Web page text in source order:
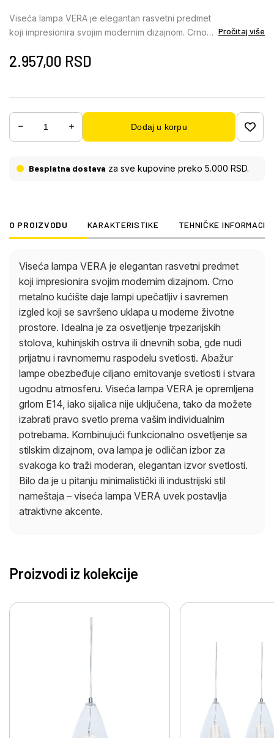
Viseća lampa VERA je elegantan rasvetni predmet
koji impresionira svojim modernim dizajnom. Crno
izgled koji se savršeno uklapa u moderne životne
lampe obezbeđuje ciljano emitovanje svetlosti i
stvara ugodnu atmosferu. Viseća lampa VERA je
opremljena grlom E14, iako sijalica nije uključena,
individualnim potrebama. Kombinujući funkcionalno
minimalistički ili industrijski stil nameštaja – viseća
Pročitaj više
2.957,00 RSD
Dodaj u korpu
Besplatna dostava za sve kupovine preko 5.000 RSD.
O PROIZVODU KARAKTERISTIKE TEHNIČKE
Viseća lampa VERA je elegantan rasvetni predmet
koji impresionira svojim modernim dizajnom. Crno
metalno kućište daje lampi upečatljiv i savremen
izgled koji se savršeno uklapa u moderne životne
prostore. Idealna je za osvetljenje trpezarijskih
stolova, kuhinjskih ostrva ili dnevnih soba, gde nudi
prijatnu i ravnomernu raspodelu svetlosti. Abažur
lampe obezbeđuje ciljano emitovanje svetlosti i stvara
ugodnu atmosferu. Viseća lampa VERA je opremljena
grlom E14, iako sijalica nije uključena, tako da možete
izabrati pravo svetlo prema vašim individualnim
potrebama. Kombinujući funkcionalno osvetljenje sa
stilskim dizajnom, ova lampa je odličan izbor za
svakoga ko traži moderan, elegantan izvor svetlosti.
Bilo da je u pitanju minimalistički ili industrijski stil
nameštaja – viseća lampa VERA uvek postavlja
atraktivne akcente.
Proizvodi iz kolekcije